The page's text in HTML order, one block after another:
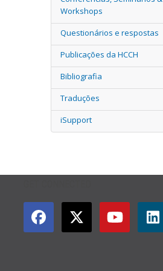
Workshops
Questionários e respostas
Publicações da HCCH
Bibliografia
Traduções
iSupport